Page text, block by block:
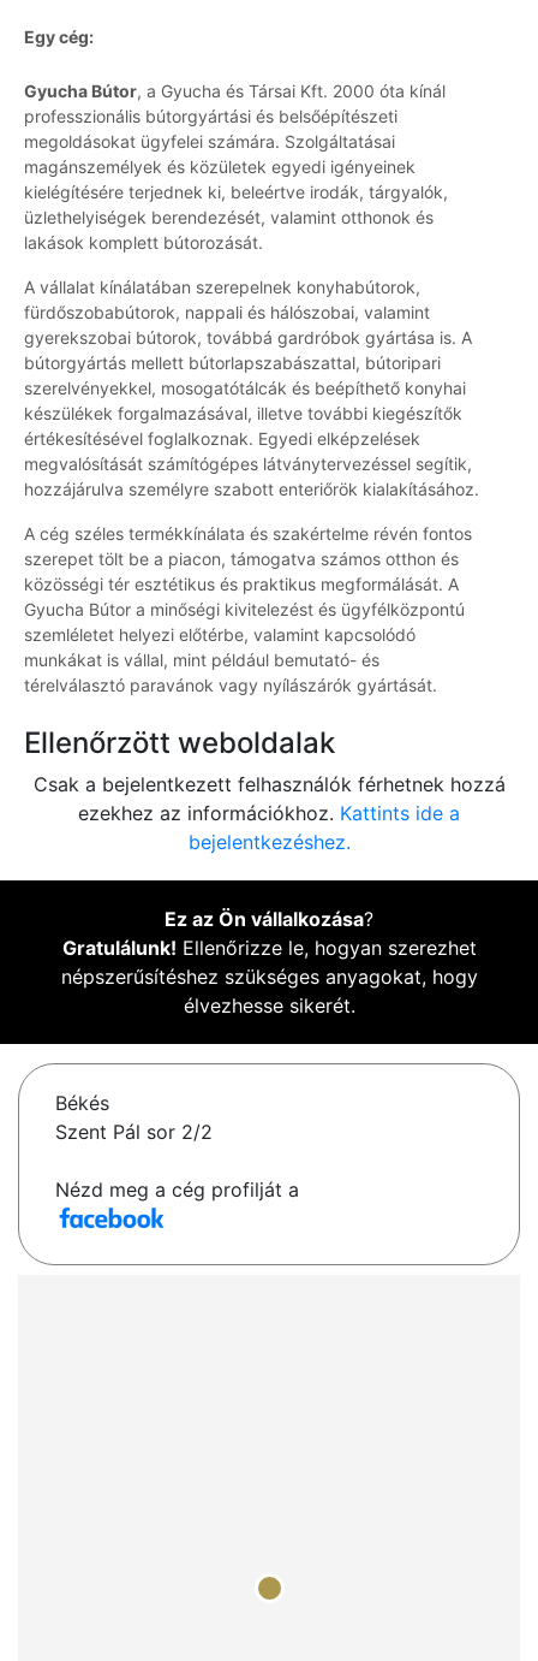
Egy cég:
Gyucha Bútor, a Gyucha és Társai Kft. 2000 óta kínál
professzionális bútorgyártási és belsőépítészeti
megoldásokat ügyfelei számára. Szolgáltatásai
magánszemélyek és közületek egyedi igényeinek
kielégítésére terjednek ki, beleértve irodák, tárgyalók,
üzlethelyiségek berendezését, valamint otthonok és
lakások komplett bútorozását.
A vállalat kínálatában szerepelnek konyhabútorok,
fürdőszobabútorok, nappali és hálószobai, valamint
gyerekszobai bútorok, továbbá gardróbok gyártása is. A
bútorgyártás mellett bútorlapszabászattal, bútoripari
szerelvényekkel, mosogatótálcák és beépíthető konyhai
készülékek forgalmazásával, illetve további kiegészítők
értékesítésével foglalkoznak. Egyedi elképzelések
megvalósítását számítógépes látványtervezéssel segítik,
hozzájárulva személyre szabott enteriőrök kialakításához.
A cég széles termékkínálata és szakértelme révén fontos
szerepet tölt be a piacon, támogatva számos otthon és
közösségi tér esztétikus és praktikus megformálását. A
Gyucha Bútor a minőségi kivitelezést és ügyfélközpontú
szemléletet helyezi előtérbe, valamint kapcsolódó
munkákat is vállal, mint például bemutató- és
térelválasztó paravánok vagy nyílászárók gyártását.
Ellenőrzött weboldalak
Csak a bejelentkezett felhasználók férhetnek hozzá
ezekhez az információkhoz. Kattints ide a
bejelentkezéshez.
Ez az Ön vállalkozása?
Gratulálunk! Ellenőrizze le, hogyan szerezhet
népszerűsítéshez szükséges anyagokat, hogy
élvezhesse sikerét.
Békés
Szent Pál sor 2/2
Nézd meg a cég profilját a